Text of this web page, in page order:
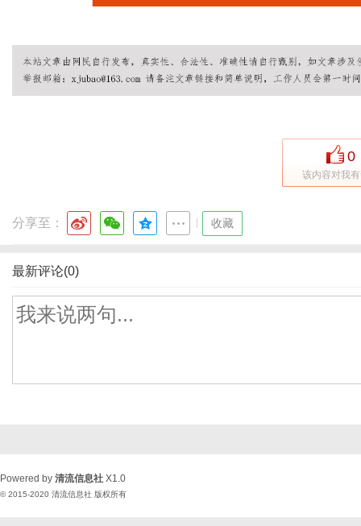
0
该内容对我
分享至： 收藏
最新评论(0)
Powered by 清流信息社 X1.0
© 2015-2020 清流信息社 版权所有